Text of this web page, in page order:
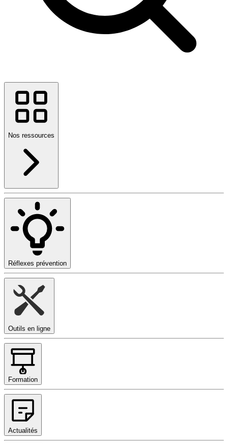
Nos ressources
Réflexes prévention
Outils en ligne
Formation
Actualités